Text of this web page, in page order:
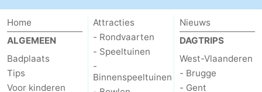
Uitkijkpunten
Attracties
-
Rondvaarten
-
Home
ALGEMEEN
Badplaats
Tips
Voor kinderen
Attracties
- Rondvaarten
- Speeltuinen
-
Binnenspeeltuinen
Nieuws
DAGTRIPS
West-Vlaanderen
- Brugge
- Gent